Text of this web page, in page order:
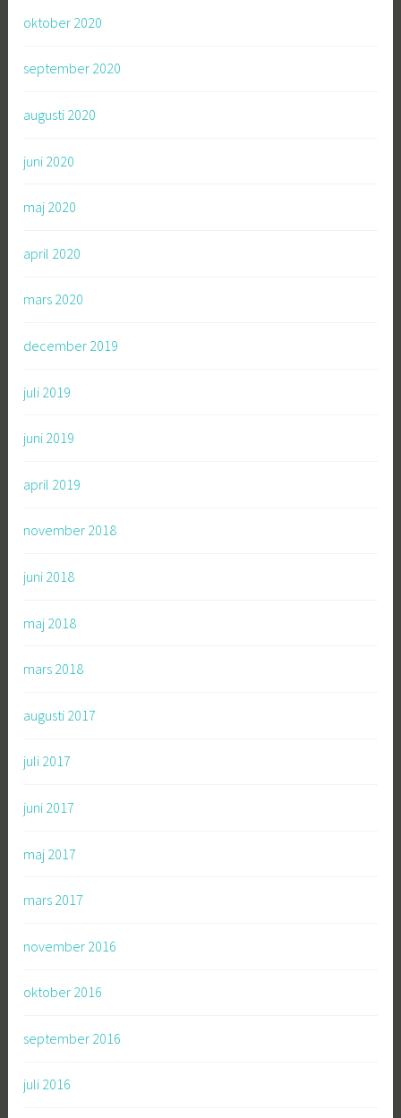
oktober 2020
september 2020
augusti 2020
juni 2020
maj 2020
april 2020
mars 2020
december 2019
juli 2019
juni 2019
april 2019
november 2018
juni 2018
maj 2018
mars 2018
augusti 2017
juli 2017
juni 2017
maj 2017
mars 2017
november 2016
oktober 2016
september 2016
juli 2016